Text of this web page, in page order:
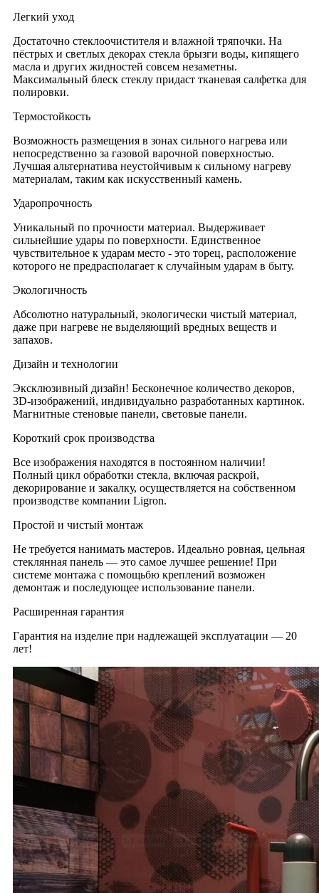
Легкий уход
Достаточно стеклоочистителя и влажной тряпочки. На
пёстрых и светлых декорах стекла брызги воды, кипящего
масла и других жидностей совсем незаметны.
Максимальный блеск стеклу придаст тканевая салфетка для
полировки.
Термостойкость
Возможность размещения в зонах сильного нагрева или
непосредственно за газовой варочной поверхностью.
Лучшая альтернатива неустойчивым к сильному нагреву
материалам, таким как искусственный камень.
Ударопрочность
Уникальный по прочности материал. Выдерживает
сильнейшие удары по поверхности. Единственное
чувствительное к ударам место - это торец, расположение
которого не предрасполагает к случайным ударам в быту.
Экологичность
Абсолютно натуральный, экологически чистый материал,
даже при нагреве не выделяющий вредных веществ и
запахов.
Дизайн и технологии
Эксклюзивный дизайн! Бесконечное количество декоров,
3D-изображений, индивидуально разработанных картинок.
Магнитные стеновые панели, световые панели.
Короткий срок производства
Все изображения находятся в постоянном наличии!
Полный цикл обработки стекла, включая раскрой,
декорирование и закалку, осуществляется на собственном
производстве компании Ligron.
Простой и чистый монтаж
Не требуется нанимать мастеров. Идеально ровная, цельная
стеклянная панель — это самое лучшее решение! При
системе монтажа с помощьбю креплений возможен
демонтаж и последующее использование панели.
Расширенная гарантия
Гарантия на изделие при надлежащей эксплуатации — 20
лет!